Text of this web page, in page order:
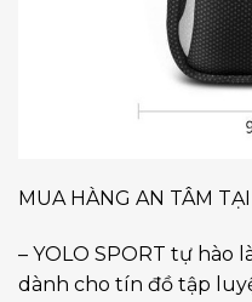
MUA HÀNG AN TÂM
– YOLO SPORT tự hào
dành cho tín đồ tập